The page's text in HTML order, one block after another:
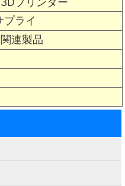
プライ
連製品